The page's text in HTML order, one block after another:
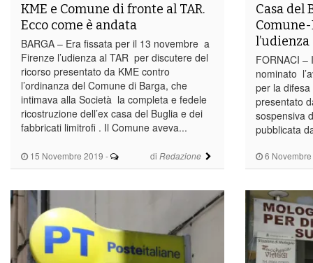
15 Novembre 2019 - di Redazione
KME e Comune di fronte al TAR.
Ecco come è andata
BARGA – Era fissata per il 13 novembre a
Firenze l’udienza al TAR per discutere del
ricorso presentato da KME contro
l’ordinanza del Comune di Barga, che
intimava alla Società la completa e fedele
ricostruzione dell’ex casa del Buglia e dei
fabbricati limitrofi . Il Comune aveva...
6
Casa del
Comune-
FORNACI –
nominato
per la difesa
presentato
sospensiva
pubblicata